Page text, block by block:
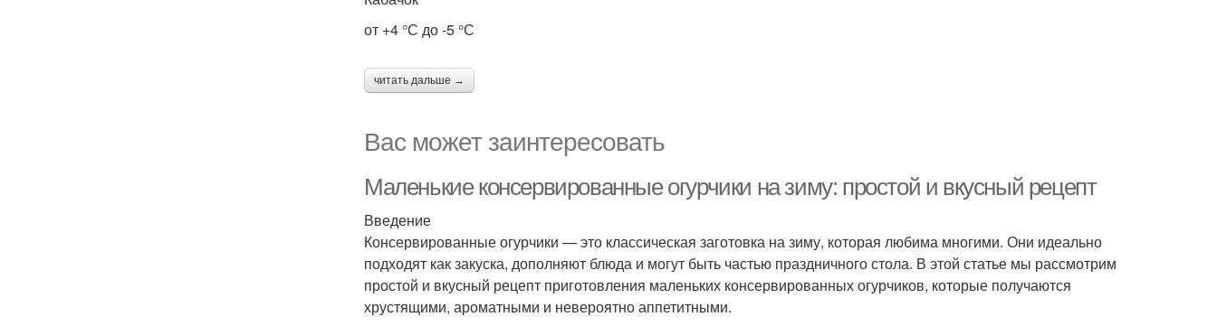
от +4 °С до -5 °С
читать дальше →
Вас может заинтересовать
Маленькие консервированные огурчики на зиму: простой и вкусный рецепт
Введение
Консервированные огурчики — это классическая заготовка на зиму, которая любима многими. Они идеально
подходят как закуска, дополняют блюда и могут быть частью праздничного стола. В этой статье мы рассмотрим
простой и вкусный рецепт приготовления маленьких консервированных огурчиков, которые получаются
хрустящими, ароматными и невероятно аппетитными.